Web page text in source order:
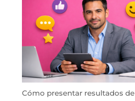
Cómo presentar resultados